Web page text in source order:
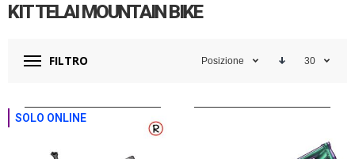
KIT TELAI MOUNTAIN BIKE
FILTRO Posizione 30
SOLO ONLINE